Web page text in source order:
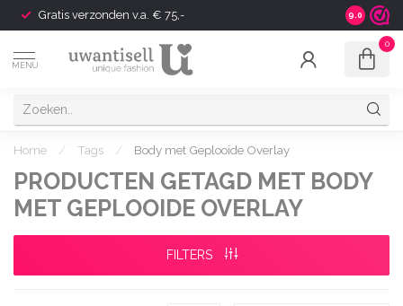
Gratis verzonden v.a. € 75,- Shipping
9.0
MENU
0
Home / Tags / Body met Geplooide Overlay
PRODUCTEN GETAGD MET BODY
MET GEPLOOIDE OVERLAY
FILTERS